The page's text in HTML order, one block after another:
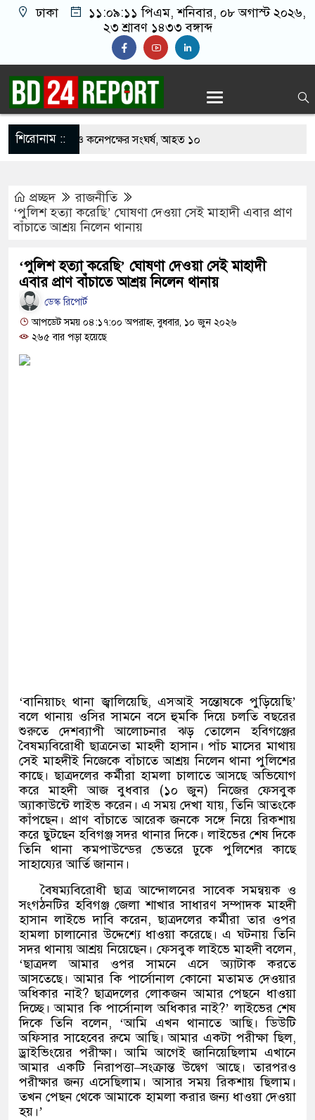
ঢাকা ১১:০৯:১২ পিএম, শনিবার, ০৮ অগাস্ট ২০২৬,
২৩ শ্রাবণ ১৪৩৩ বঙ্গাব্দ
শিরোনাম ::
নিয়ে বর ও কনেপক্ষের সংঘর্ষ, আহত ১০
দেশজুড়ে পুলিশের সতর্কতা জারি
আ.লীগের গোপন বৈঠক থেকে গ্রেপ্তার ৬
যুবদল সভাপতি আটক, ভিডিও ভাইরাল
দায়ী থাকবে জামায়াত-এনসিপি: রাশেদ খাঁন
দিলেন জামায়াত বহিষ্কাকৃত গাজী নজরুলের ১২
প্রচ্ছদ
রাজনীতি
‘পুলিশ হত্যা করেছি’ ঘোষণা দেওয়া সেই মাহাদী এবার প্রাণ
বাঁচাতে আশ্রয় নিলেন থানায়
‘পুলিশ হত্যা করেছি’ ঘোষণা দেওয়া সেই মাহাদী
এবার প্রাণ বাঁচাতে আশ্রয় নিলেন থানায়
ডেস্ক রিপোর্ট
আপডেট সময় ০৪:১৭:০০ অপরাহ্ন, বুধবার, ১০ জুন ২০২৬
২৬৫ বার পড়া হয়েছে
‘বানিয়াচং থানা জ্বালিয়েছি,এসআই সন্তোষকে পুড়িয়েছি’
বলে থানায় ওসির সামনে বসে হুমকি দিয়ে চলতি বছরের
শুরুতে দেশব্যাপী আলোচনার ঝড় তোলেন হবিগঞ্জের
বৈষম্যবিরোধী ছাত্রনেতা মাহদী হাসান। পাঁচ মাসের মাথায়
সেই মাহদীই নিজেকে বাঁচাতে আশ্রয় নিলেন থানা পুলিশের
কাছে। ছাত্রদলের কর্মীরা হামলা চালাতে আসছে অভিযোগ
করে মাহদী আজ বুধবার (১০ জুন)নিজের ফেসবুক
অ্যাকাউন্টে লাইভ করেন। এ সময় দেখা যায়,তিনি আতংকে
কাঁপছেন। প্রাণ বাঁচাতে আরেক জনকে সঙ্গে নিয়ে রিকশায়
করে ছুটছেন হবিগঞ্জ সদর থানার দিকে। লাইভের শেষ দিকে
তিনি থানা কমপাউন্ডের ভেতরে ঢুকে পুলিশের কাছে
সাহায্যের আর্তি জানান।
বৈষম্যবিরোধী ছাত্র আন্দোলনের সাবেক সমন্বয়ক ও
সংগঠনটির হবিগঞ্জ জেলা শাখার সাধারণ সম্পাদক মাহদী
হাসান লাইভে দাবি করেন,ছাত্রদলের কর্মীরা তার ওপর
হামলা চালানোর উদ্দেশ্যে ধাওয়া করেছে। এ ঘটনায় তিনি
সদর থানায় আশ্রয় নিয়েছেন। ফেসবুক লাইভে মাহদী বলেন,
‘ছাত্রদল আমার ওপর সামনে এসে অ্যাটাক করতে
আসতেছে। আমার কি পার্সোনাল কোনো মতামত দেওয়ার
অধিকার নাই?ছাত্রদলের লোকজন আমার পেছনে ধাওয়া
দিচ্ছে। আমার কি পার্সোনাল অধিকার নাই?’লাইভের শেষ
দিকে তিনি বলেন, ‘আমি এখন থানাতে আছি। ডিউটি
অফিসার সাহেবের রুমে আছি। আমার একটা পরীক্ষা ছিল,
ড্রাইভিংয়ের পরীক্ষা। আমি আগেই জানিয়েছিলাম এখানে
আমার একটি নিরাপত্তা–সংক্রান্ত উদ্বেগ আছে। তারপরও
পরীক্ষার জন্য এসেছিলাম। আসার সময় রিকশায় ছিলাম।
তখন পেছন থেকে আমাকে হামলা করার জন্য ধাওয়া দেওয়া
হয়।’